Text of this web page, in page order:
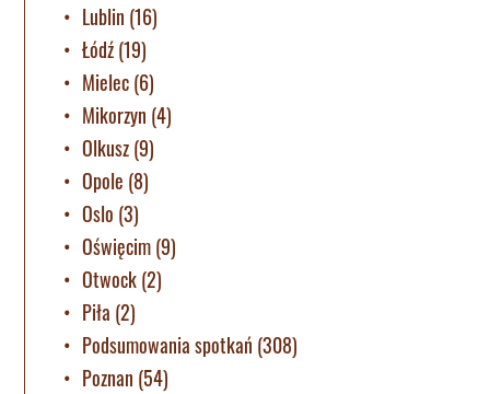
Lublin (16)
Łódź(19)
Mielec(6)
Mikorzyn (4)
Olkusz(9)
Opole (8)
Oslo (3)
Oświęcim(9)
Otwock(2)
Piła (2)
Podsumowania spotkań (308)
Poznan (54)